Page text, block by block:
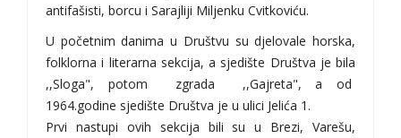
antifašisti, borcu i Sarajliji Miljenku Cvitkoviću.
U početnim danima u Društvu su djelovale horska,
folklorna i literarna sekcija, a sjedište Društva je bila
,,Sloga", potom zgrada ,,Gajreta", a od
1964.godine sjedište Društva je u ulici Jelića 1.
Prvi nastupi ovih sekcija bili su u Brezi, Varešu,